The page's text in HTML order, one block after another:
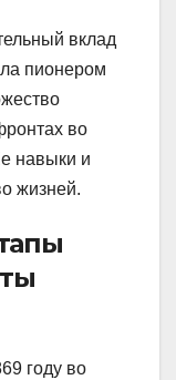
вклад
пионером
во
навыки и
жизней.
году во